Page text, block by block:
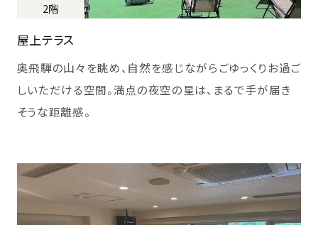
屋上テラス
奥飛騨の山々を眺め、自然を感じながらごゆっくりお過ご
しいただける空間。満点の夜空の星は、まるで手が届き
そうな距離感。
2階